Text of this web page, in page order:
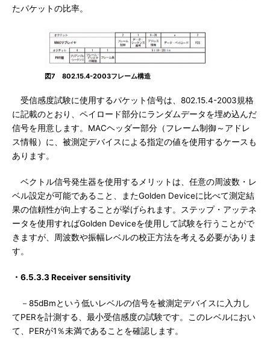
たパケットの比率。
図7 802.15.4-2003フレーム構造
受信感度試験に使用するパケット信号は、802.15.4-2003規格
に記載のとおり、ペイロード部分にランダムデータを埋め込んだ
信号を用意します。MACヘッダー部分（フレーム制御～アドレ
ス情報）に、被測定デバイスによる指定の値を使用するケースも
あります。
ベクトル信号発生器を使用するメリットは、任意の周波数・レ
ベル設定が可能であること、またGolden Deviceに比べて測定結
果の信頼性が向上することが挙げられます。ステップ・アッテネ
ータを使用すればGolden Deviceを使用して試験を行うことがで
きますが、周波数や振幅レベルの校正方法を考える必要がありま
す。
・6.5.3.3 Receiver sensitivity
－85dBmという低いレベルの信号を被測定デバイスに入力し
てPERを計測する、最小受信感度の試験です。このレベルにおい
て、PERが1％未満であることを確認します。